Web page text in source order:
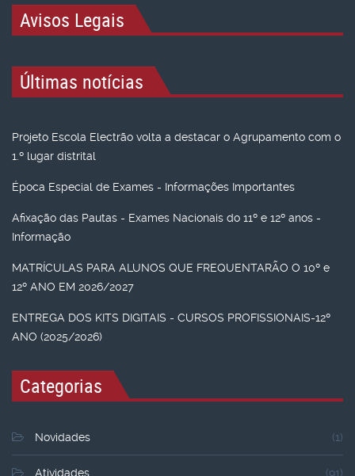
Avisos Legais
Últimas notícias
Projeto Escola Electrão volta a destacar o Agrupamento com o
1.º lugar distrital
Época Especial de Exames - Informações Importantes
Afixação das Pautas - Exames Nacionais do 11º e 12º anos -
Informação
MATRÍCULAS PARA ALUNOS QUE FREQUENTARÃO O 10º e
12º ANO EM 2026/2027
ENTREGA DOS KITS DIGITAIS - CURSOS PROFISSIONAIS-12º
ANO (2025/2026)
Categorias
Novidades (1)
Atividades (91)